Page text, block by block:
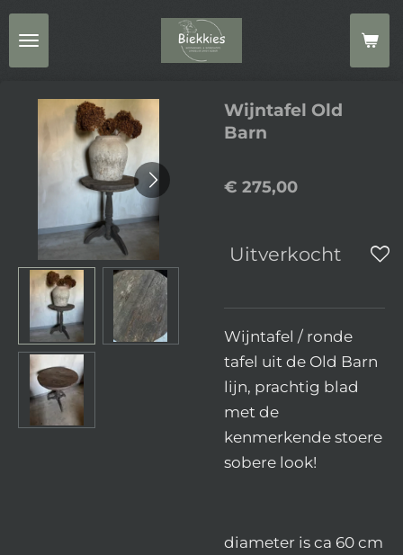
Ga
direct
naar
hoofdinhoud
Wijntafel Old
Barn
€ 275,00
Uitverkocht
Wijntafel / ronde
tafel uit de Old Barn
lijn, prachtig blad
met de
kenmerkende stoere
sobere look!
diameter is ca 60 cm